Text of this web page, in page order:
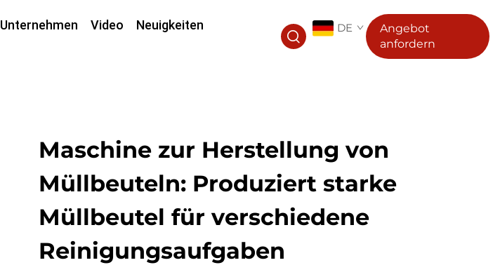
Unternehmen Video
Neuigkeiten
DE
Angebot
anfordern
Maschine zur Herstellung von
Müllbeuteln: Produziert starke
Müllbeutel für verschiedene
Reinigungsaufgaben